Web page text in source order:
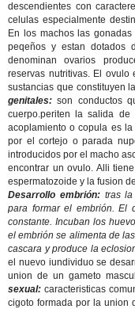
descendientes con
celulas especialmente
En los machos las
peqeños y estan dotados
denominan ovarios
reservas nutritivas. El ovulo
sustancias que constituyen
genitales: son conductos
cuerpo.periten la salida
acoplamiento o copula es
por el cortejo o parada
introducidos por el macho
encontrar un ovulo. Alli
espermatozoide y la fusion
Desarrollo embrión:tras la
para formar el embrión. El
constante. Incuban los
el embrión se alimenta de
cascara y produce la
el nuevo iundividuo se
union de un gameto
sexual: caracteristicas
cigoto formada por la union